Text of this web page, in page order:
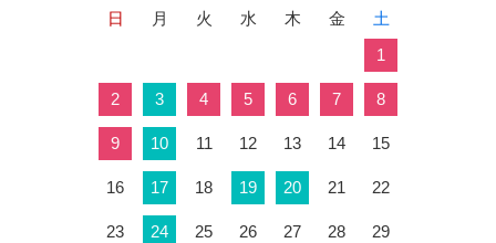
日 月 火 水 木 金
土
1
2 3 4 5 6 7 8
9 10 11 12 13 14 15
16 17 18 19 20 21 22
23 24 25 26 27 28 29